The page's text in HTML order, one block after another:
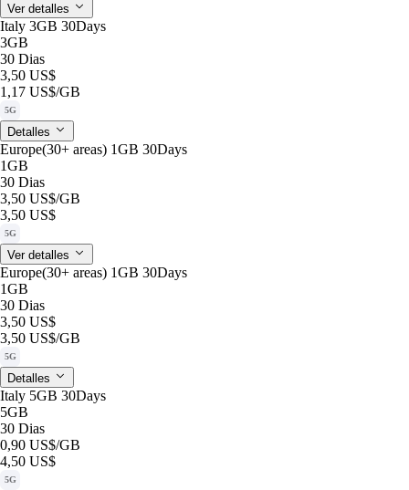
Ver detalles
Italy 3GB 30Days
3GB
30 Dias
3,50 US$
1,17 US$/GB
5G
Detalles
Europe(30+ areas) 1GB 30Days
1GB
30 Dias
3,50 US$/GB
3,50 US$
5G
Ver detalles
Europe(30+ areas) 1GB 30Days
1GB
30 Dias
3,50 US$
3,50 US$/GB
5G
Detalles
Italy 5GB 30Days
5GB
30 Dias
0,90 US$/GB
4,50 US$
5G